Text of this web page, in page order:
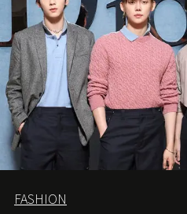
FASHION